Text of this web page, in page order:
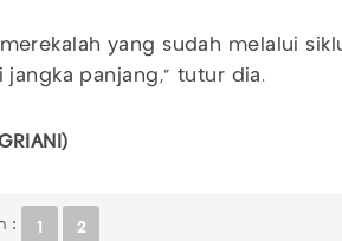
yang sudah melalui
jangka panjang," tutur dia.
: 1 2